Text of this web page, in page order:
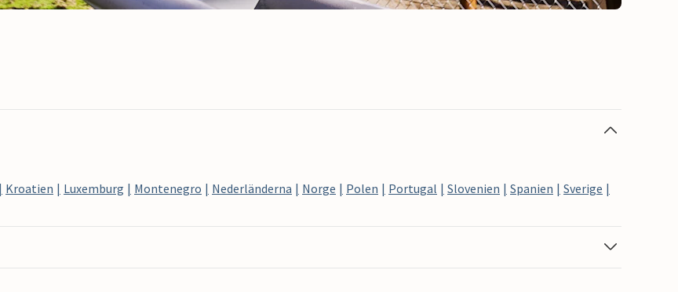
Kroatien Luxemburg Montenegro Nederländerna Norge Polen Portugal Slovenien Spanien
Sverige